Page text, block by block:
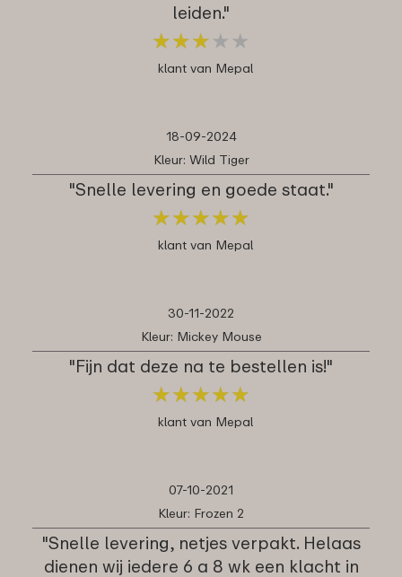
leiden."
★★★ ★ ★
★★★ ★ ★
klant van Mepal
18-09-2024
Kleur: Wild Tiger
"Snelle levering en goede staat."
★★★★★
★★★★★
klant van Mepal
30-11-2022
Kleur: Mickey Mouse
"Fijn dat deze na te bestellen is!"
★★★★★
★★★★★
klant van Mepal
07-10-2021
Kleur: Frozen 2
"Snelle levering, netjes verpakt. Helaas
dienen wij iedere 6 a 8 wk een klacht in